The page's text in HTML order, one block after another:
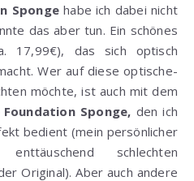
Sponge habe ich dabei nicht
das aber tun. Ein schönes
17,99€), das sich optisch
Wer auf diese optische-
möchte, ist auch mit dem
Sponge, den ich
bedient (mein persönlicher
enttäuschend schlechten
Original). Aber auch andere